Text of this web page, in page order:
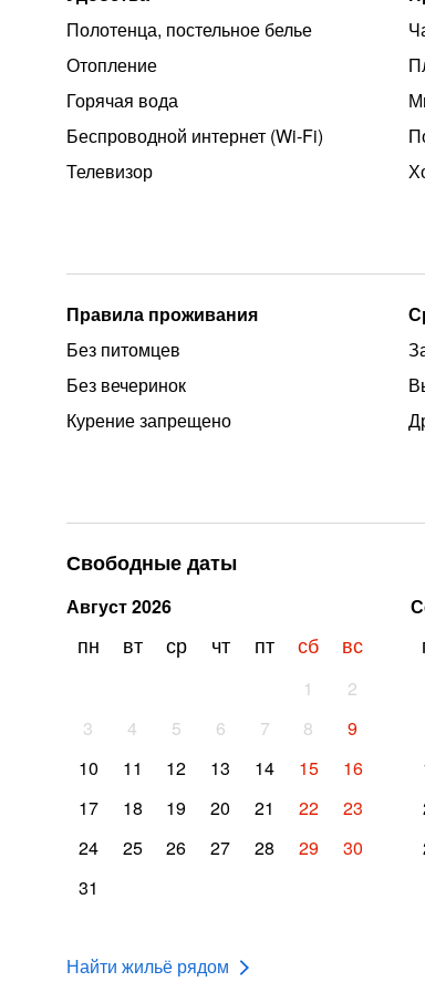
Полотенца, постельное белье
Отопление
Горячая вода
Беспроводной интернет (Wi‑Fi)
Телевизор
Правила проживания
Без питомцев
Без вечеринок
Курение запрещено
Свободные даты
Август2026
пн вт ср чт пт сб вс
1
2
3
4 5 6 7 8
9
10
11 12 13 14 15
16
17
18 19 20 21 22
23
24
25 26 27 28 29
30
31
Найти жильё рядом